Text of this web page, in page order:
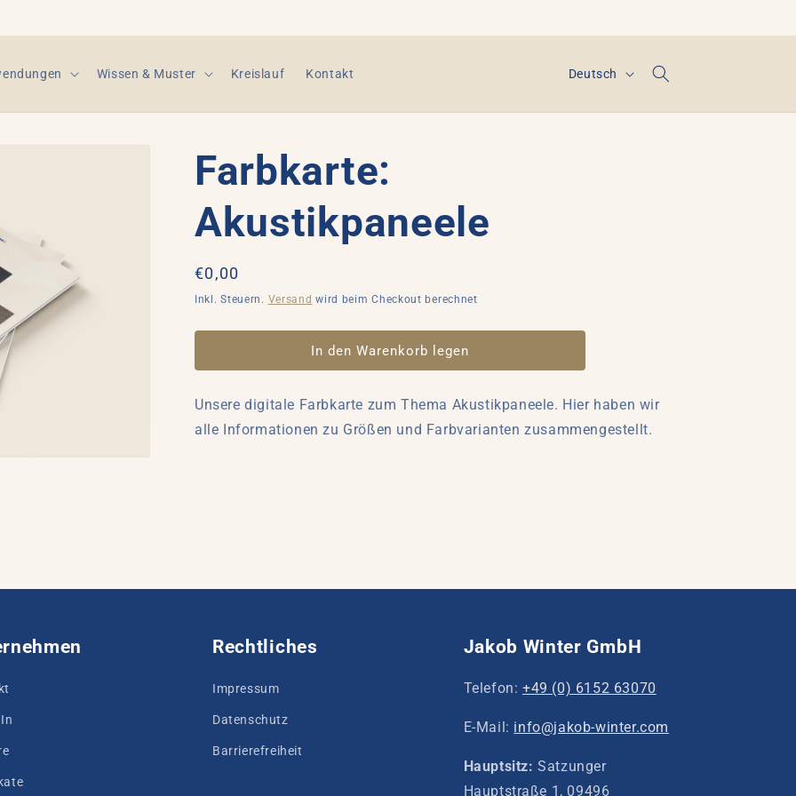
Wissen & Muster Kreislauf Kontakt
SDeutsch
Farbkarte:
Akustikpaneele
Normaler
Preis
€0,00
Inkl. Steuern. Versand wird beim Checkout berechnet
In den Warenkorb legen
Unsere digitale Farbkarte zum Thema Akustikpaneele. Hier haben wir
alle Informationen zu Größen und Farbvarianten zusammengestellt.
Rechtliches
Impressum
Datenschutz
Barrierefreiheit
Jakob Winter GmbH
Telefon: +49 (0) 6152 63070
E-Mail: info@jakob-winter.com
Hauptsitz:Satzunger
Hauptstraße 1, 09496